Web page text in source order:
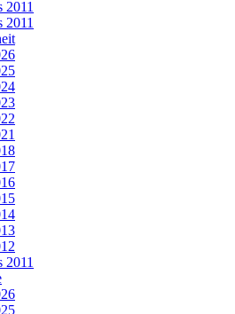
2011
2011
2011